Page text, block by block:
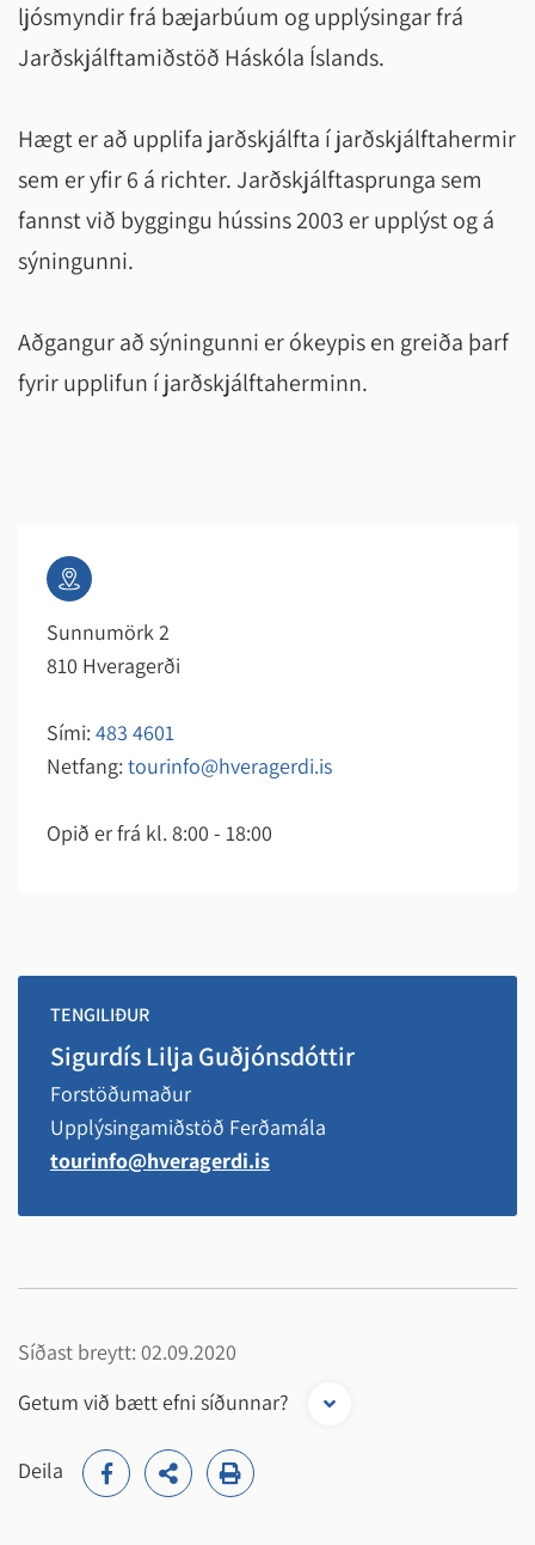
ljósmyndir frá bæjarbúum og upplýsingar frá
Jarðskjálftamiðstöð Háskóla Íslands.
Hægt er að upplifa jarðskjálfta í jarðskjálftahermir
sem er yfir 6 á richter. Jarðskjálftasprunga sem
fannst við byggingu hússins 2003 er upplýst og á
sýningunni.
Aðgangur að sýningunni er ókeypis en greiða þarf
fyrir upplifun í jarðskjálftaherminn.
Sunnumörk 2
810 Hveragerði
Sími: 483 4601
Netfang: tourinfo@hveragerdi.is
Opið er frá kl. 8:00 - 18:00
TENGILIÐUR
Sigurdís Lilja Guðjónsdóttir
Forstöðumaður
Upplýsingamiðstöð Ferðamála
tourinfo@hveragerdi.is
Síðast breytt: 02.09.2020
Getum við bætt efni síðunnar?
Deila